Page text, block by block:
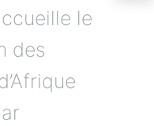
le
des